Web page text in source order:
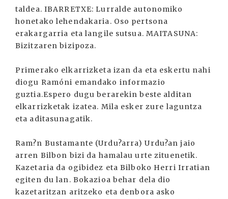
taldea. IBARRETXE: Lurralde autonomiko
honetako lehendakaria. Oso pertsona
erakargarria eta langile sutsua. MAITASUNA:
Bizitzaren bizipoza.
Primerako elkarrizketa izan da eta eskertu nahi
diogu Ramóni emandako informazio
guztia.Espero dugu berarekin beste alditan
elkarrizketak izatea. Mila esker zure laguntza
eta aditasunagatik.
Ram?n Bustamante (Urdu?arra) Urdu?an jaio
arren Bilbon bizi da hamalau urte zituenetik.
Kazetaria da ogibidez eta Bilboko Herri Irratian
egiten du lan. Bokazioa behar dela dio
kazetaritzan aritzeko eta denbora asko